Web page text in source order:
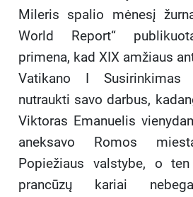
Mileris spalio mėnesį
World Report“
primena, kad XIX amžiaus
Vatikano I Susirinkimas
nutraukti savo darbus,
Viktoras Emanuelis
aneksavo Romos
Popiežiaus valstybe, o
prancūzų kariai